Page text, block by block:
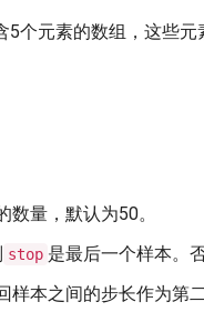
个元素的数组，这些
数量，默认为50。
stop 是最后一个样本。
样本之间的步长作为第